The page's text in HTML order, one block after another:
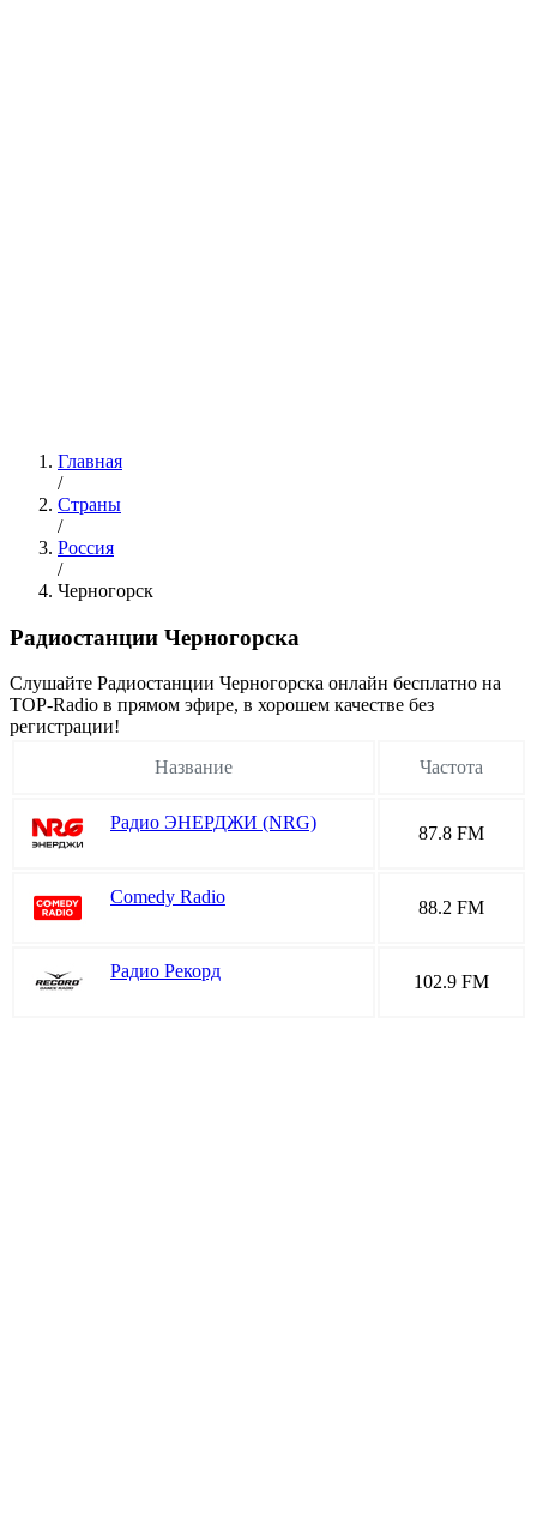
Главная
/
Страны
/
Россия
/
Черногорск
Радиостанции Черногорска
Cлушайте Радиостанции Черногорска онлайн бесплатно на
TOP-Radio в прямом эфире, в хорошем качестве без
регистрации!
Название
Частота
Радио ЭНЕРДЖИ (NRG)
87.8 FM
Comedy Radio
88.2 FM
Радио Рекорд
102.9 FM